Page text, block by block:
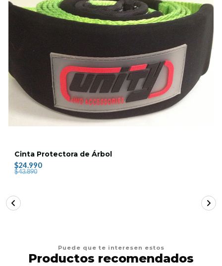
Cinta Protectora de Árbol
$24.990
$43.890
Puede que te interesen estos
Productos recomendados